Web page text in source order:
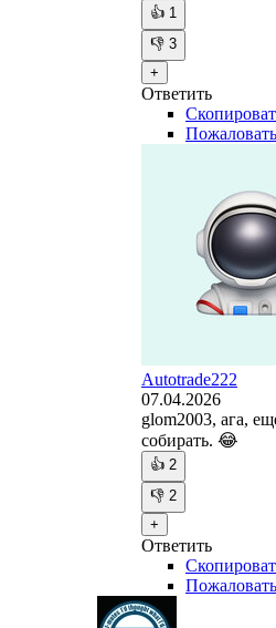
👍 1
👎 3
+
Ответить
Autotrade222
07.04.2026
glom2003, ага,
собирать. 😂
👍 2
👎 2
+
Ответить